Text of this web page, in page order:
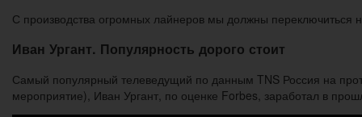
С производства огромных лайнеров мы должны переключиться
Иван Ургант. Популярность дорого стоит
Самый популярный телеведущий по данным TNS Россия на
мероприятие), Иван Ургант, по оценке Forbes, заработал в